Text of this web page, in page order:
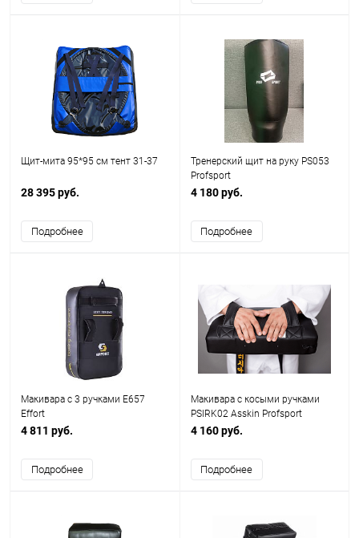
Щит-мита 95*95 см тент 31-37
28 395 руб.
Подробнее
Тренерский щит на руку PS053
Profsport
4 180 руб.
Подробнее
Макивара с 3 ручками E657
Effort
4 811 руб.
Подробнее
Макивара с косыми ручками
PSIRK02 Asskin Profsport
4 160 руб.
Подробнее